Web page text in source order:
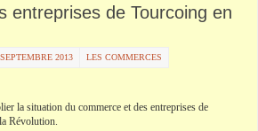
entreprises de Tourcoing en
2013 LES COMMERCES
la situation du commerce et des entreprises de
Révolution.